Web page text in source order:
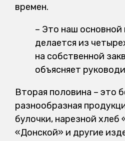
времен.
– Это наш основной
делается из
на собственной
объясняет
Вторая половина – это
разнообразная
булочки, нарезной хлеб
«Донской» и другие